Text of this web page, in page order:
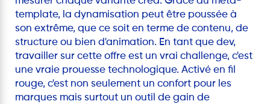
template, la dynamisation peut être poussée à
son extrême, que ce soit en terme de contenu, de
structure ou bien d'animation. En tant que dev,
travailler sur cette offre est un vrai challenge, c'est
une vraie prouesse technologique. Activé en fil
rouge, c'est non seulement un confort pour les
marques mais surtout un outil de gain de